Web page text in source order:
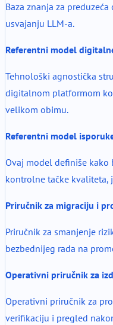
Baza znanja za
usvajanju LLM-a.
Referentni model
Tehnološki agnostička
digitalnom platformom
velikom obimu.
Referentni model
Ovaj model definiše
kontrolne tačke kvaliteta,
Priručnik za migraciju i
Priručnik za smanjenje
bezbednijeg rada na
Operativni priručnik za
Operativni priručnik za
verifikaciju i pregled